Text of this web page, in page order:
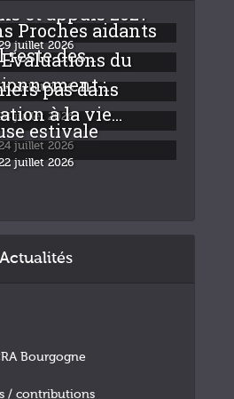
et appuis 2027
juillet 2026
Proches aidants
des...
juillet 2026
Evaluations du
:...
juillet 2026
pas dans
à la vie...
juillet 2026
estivale
juillet 2026
Actualités
Bourgogne
/ contributions